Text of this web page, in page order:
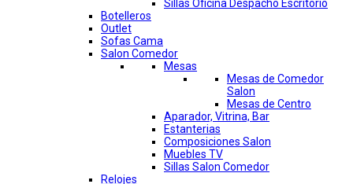
Sillas Oficina Despacho Escritorio
Botelleros
Outlet
Sofas Cama
Salon Comedor
Mesas
Mesas de Comedor
Salon
Mesas de Centro
Aparador, Vitrina, Bar
Estanterias
Composiciones Salon
Muebles TV
Sillas Salon Comedor
Relojes